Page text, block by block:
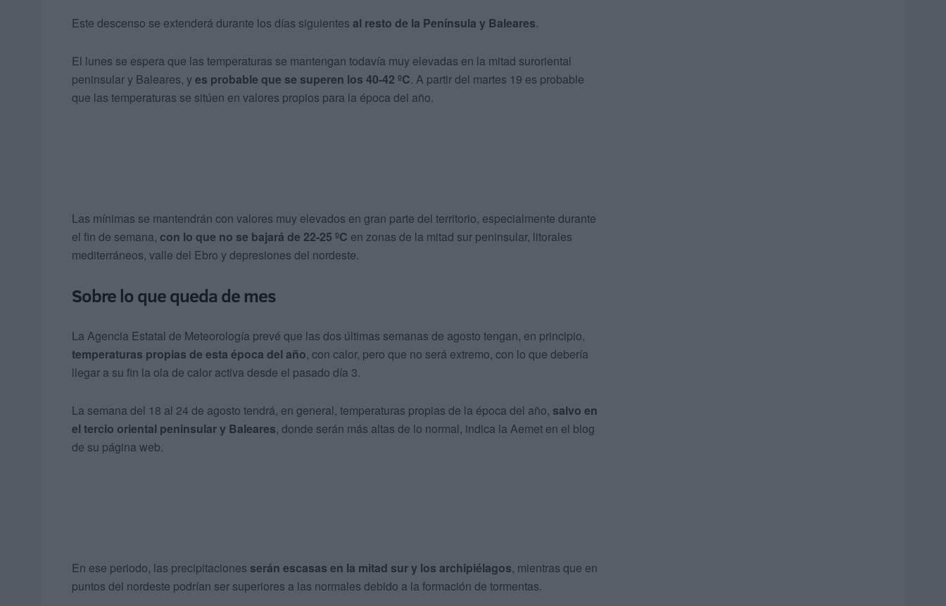
Este descenso se extenderá durante los días siguientes al resto de la Península y Baleares.
El lunes se espera que las temperaturas se mantengan todavía muy elevadas en la mitad suroriental
peninsular y Baleares, yes probable que se superen los 40-42 ºC. A partir del martes 19 es probable
que las temperaturas se sitúen en valores propios para la época del año.
Las mínimas se mantendrán con valores muy elevados en gran parte del territorio, especialmente durante
el fin de semana, con lo que no se bajará de 22-25 ºC en zonas de la mitad sur peninsular, litorales
mediterráneos, valle del Ebro y depresiones del nordeste.
Sobre lo que queda de mes
La Agencia Estatal de Meteorología prevé que las dos últimas semanas de agosto tengan, en principio,
temperaturas propias de esta época del año, con calor, pero que no será extremo, con lo que debería
llegar a su fin la ola de calor activa desde el pasado día 3.
La semana del 18 al 24 de agosto tendrá, en general, temperaturas propias de la época del año, salvo en
el tercio oriental peninsular y Baleares, donde serán más altas de lo normal, indica la Aemet en el blog
de su página web.
En ese periodo, las precipitaciones serán escasas en la mitad sur y los archipiélagos, mientras que en
puntos del nordeste podrían ser superiores a las normales debido a la formación de tormentas.